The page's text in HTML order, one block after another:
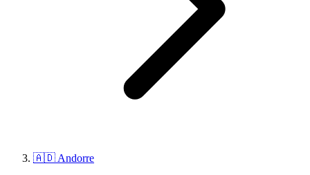
🇦🇩 Andorre